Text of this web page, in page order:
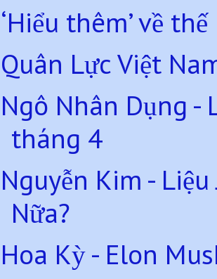
‘Hiểu thêm’ về
Quân Lực Việt
Ngô Nhân Dụng -
tháng 4
Nguyễn Kim -
Nữa?
Hoa Kỳ - Elon